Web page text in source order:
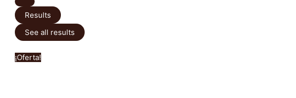
Results
See all results
¡Oferta!